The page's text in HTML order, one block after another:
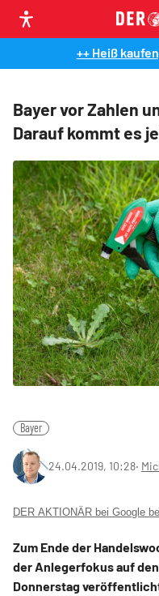
++ Heiß
Bayer vor Zahlen
Darauf kommt es
Bayer
24.04.2019, 10:28‧
DER AKTIONÄR bei Google
Zum Ende der
der Anlegerfokus auf
Donnerstag